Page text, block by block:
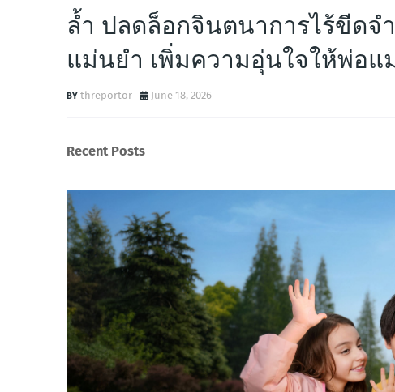
ล้ำ ปลดล็อกจินตนาการไร้ขีดจ
แม่นยำ เพิ่มความอุ่นใจให้พ่อแ
threportor June 18, 2026
Recent Posts